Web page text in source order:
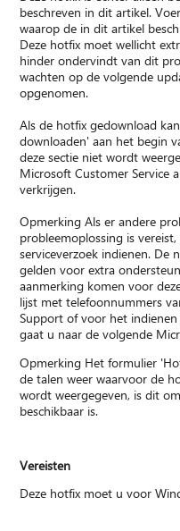
beschreven in dit artikel.
waarop de in dit artikel
Deze hotfix moet wellicht
hinder ondervindt van dit
wachten op de volgende
opgenomen.
Als de hotfix gedownload
downloaden' aan het begin
deze sectie niet wordt
Microsoft Customer Service
verkrijgen.
Opmerking Als er andere
probleemoplossing is
serviceverzoek indienen. De
gelden voor extra
aanmerking komen voor
lijst met telefoonnummers
Support of voor het indienen
gaat u naar de volgende
Opmerking Het formulier
de talen weer waarvoor de
wordt weergegeven, is dit
beschikbaar is.
Vereisten
Deze hotfix moet u voor